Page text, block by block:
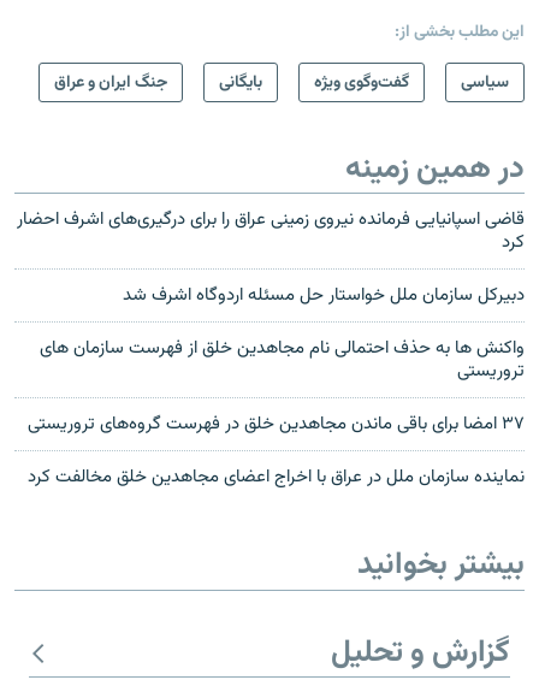
این مطلب بخشی از:
سیاسی
گفت‌وگوی ویژه بایگانی جنگ ایران و عراق
در همین زمینه
قاضی اسپانیایی فرمانده نیروی زمینی عراق را برای درگیری‌های اشرف احضار
کرد
دبیرکل سازمان ملل خواستار حل مسئله اردوگاه اشرف شد
واکنش ها به حذف احتمالی نام مجاهدين خلق از فهرست سازمان های
تروريستی
۳۷ امضا برای باقی ماندن مجاهدین خلق در فهرست گروه‌های تروریستی
نماینده سازمان ملل در عراق با اخراج اعضای مجاهدین خلق مخالفت کرد
بیشتر بخوانید
گزارش و تحلیل